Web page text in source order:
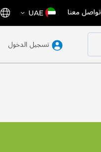
تواصل معنا اختر
المتجر
UAE اللغة
تسجيل الدخول